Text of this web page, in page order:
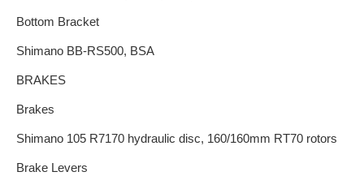
Bottom Bracket
Shimano BB-RS500, BSA
BRAKES
Brakes
Shimano 105 R7170 hydraulic disc, 160/160mm RT70 rotors
Brake Levers